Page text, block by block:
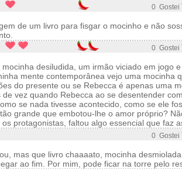
0 Gostei
de um livro para fisgar o mocinho e não
0 Gostei
desiludida, um irmão viciado em jogo
mente contemporânea vejo uma mocinha
do presente ou se Rebecca é apenas uma
vez quando Rebecca ao se desentender
se nada tivesse acontecido, como se ele
grande que embotou-lhe o amor próprio?
protagonistas, faltou algo essencial que faz
0 Gostei
mas que livro chaaaato, mocinha
ao fim. Por mim, pode ficar na torre pelo